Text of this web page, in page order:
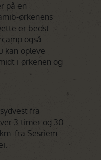
på en
ørkenens
er bedst
også
kan opleve
i ørkenen og
fra
3 timer og 30
fra Sesriem